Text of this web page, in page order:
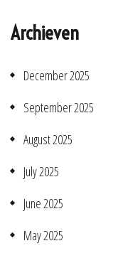
Archieven
December 2025
September 2025
August 2025
July 2025
June 2025
May 2025